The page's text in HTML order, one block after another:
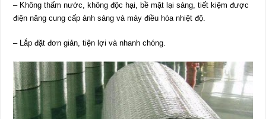
– Không thấm nước, không độc hại, bề mặt lại sáng, tiết kiệm được
điện năng cung cấp ánh sáng và máy điều hòa nhiệt độ.
– Lắp đặt đơn giản, tiện lợi và nhanh chóng.